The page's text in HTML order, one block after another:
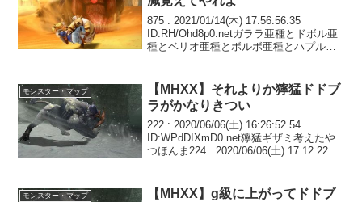
875 : 2021/01/14(木) 17:56:56.35
ID:RH/Ohd8p0.netガララ亜種とドボル亜
種とベリオ亜種とボルボ亜種とハプルポ
モンスター・マップ
【MHXX】それよりか獰猛ドドブ
ラがかなりきつい
222 : 2020/06/06(土) 16:26:52.54
ID:WPdDIXmD0.net獰猛ギザミ考えたや
つほんま224 : 2020/06/06(土) 17:12:22.12
モンスター・マップ
【MHXX】g級に上がってドドブ